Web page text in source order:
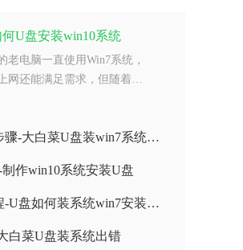
U盘安装win10系统
老电脑一直使用Win7系统，
网还能满足需求，但随着…
大白菜U盘装系统win7步骤-大白菜U盘装win7系统步骤
作win10系统安装U盘
U盘装系统win7安装教程-U盘如何装系统win7安装教程
白菜U盘装系统出错